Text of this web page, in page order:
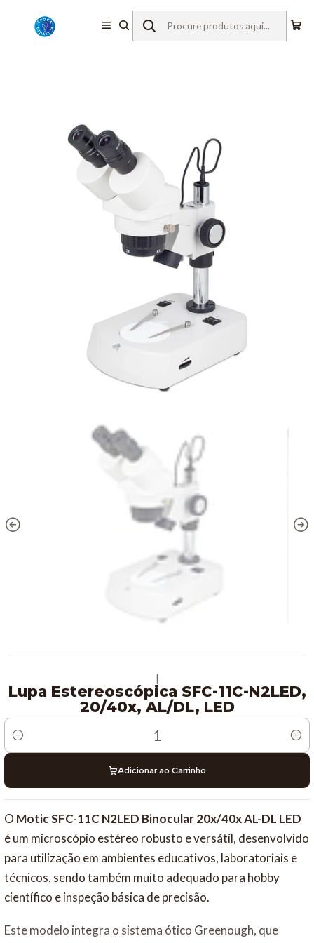
Início Equipamentos de Laboratório
Microscopia
Lupas Estereoscópicas
Motic
Lupa Estereoscópica SFC-11C-N2LED, 20/40x, AL/DL, LED
|
Lupa Estereoscópica SFC-11C-N2LED,
20/40x, AL/DL, LED
Quantidade
Adicionar ao Carrinho
O Motic SFC-11C N2LED Binocular 20x/40x AL-DL LED
é um microscópio estéreo robusto e versátil, desenvolvido
para utilização em ambientes educativos, laboratoriais e
técnicos, sendo também muito adequado para hobby
científico e inspeção básica de precisão.
Este modelo integra o sistema ótico Greenough, que